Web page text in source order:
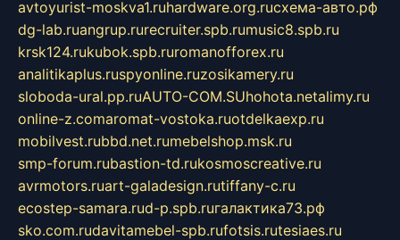
avtoyurist-moskva1.ruhardware.org.ruсхема-авто.рф
dg-lab.ruangrup.rurecruiter.spb.rumusic8.spb.ru
krsk124.rukubok.spb.ruromanofforex.ru
analitikaplus.ruspyonline.ruzosikamery.ru
sloboda-ural.pp.ruAUTO-COM.SUhohota.netalimy.ru
online-z.comaromat-vostoka.ruotdelkaexp.ru
mobilvest.rubbd.net.rumebelshop.msk.ru
smp-forum.rubastion-td.rukosmoscreative.ru
avrmotors.ruart-galadesign.rutiffany-c.ru
ecostep-samara.rud-p.spb.ruгалактика73.рф
sko.com.rudavitamebel-spb.rufotsis.rutesiaes.ru